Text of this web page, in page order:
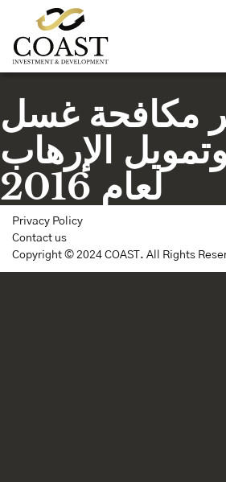
مكافحة غسل
وتمويل الإرهاب
لعام 2016
Privacy Policy
Contact us
Copyright © 2024 COAST. All Rights